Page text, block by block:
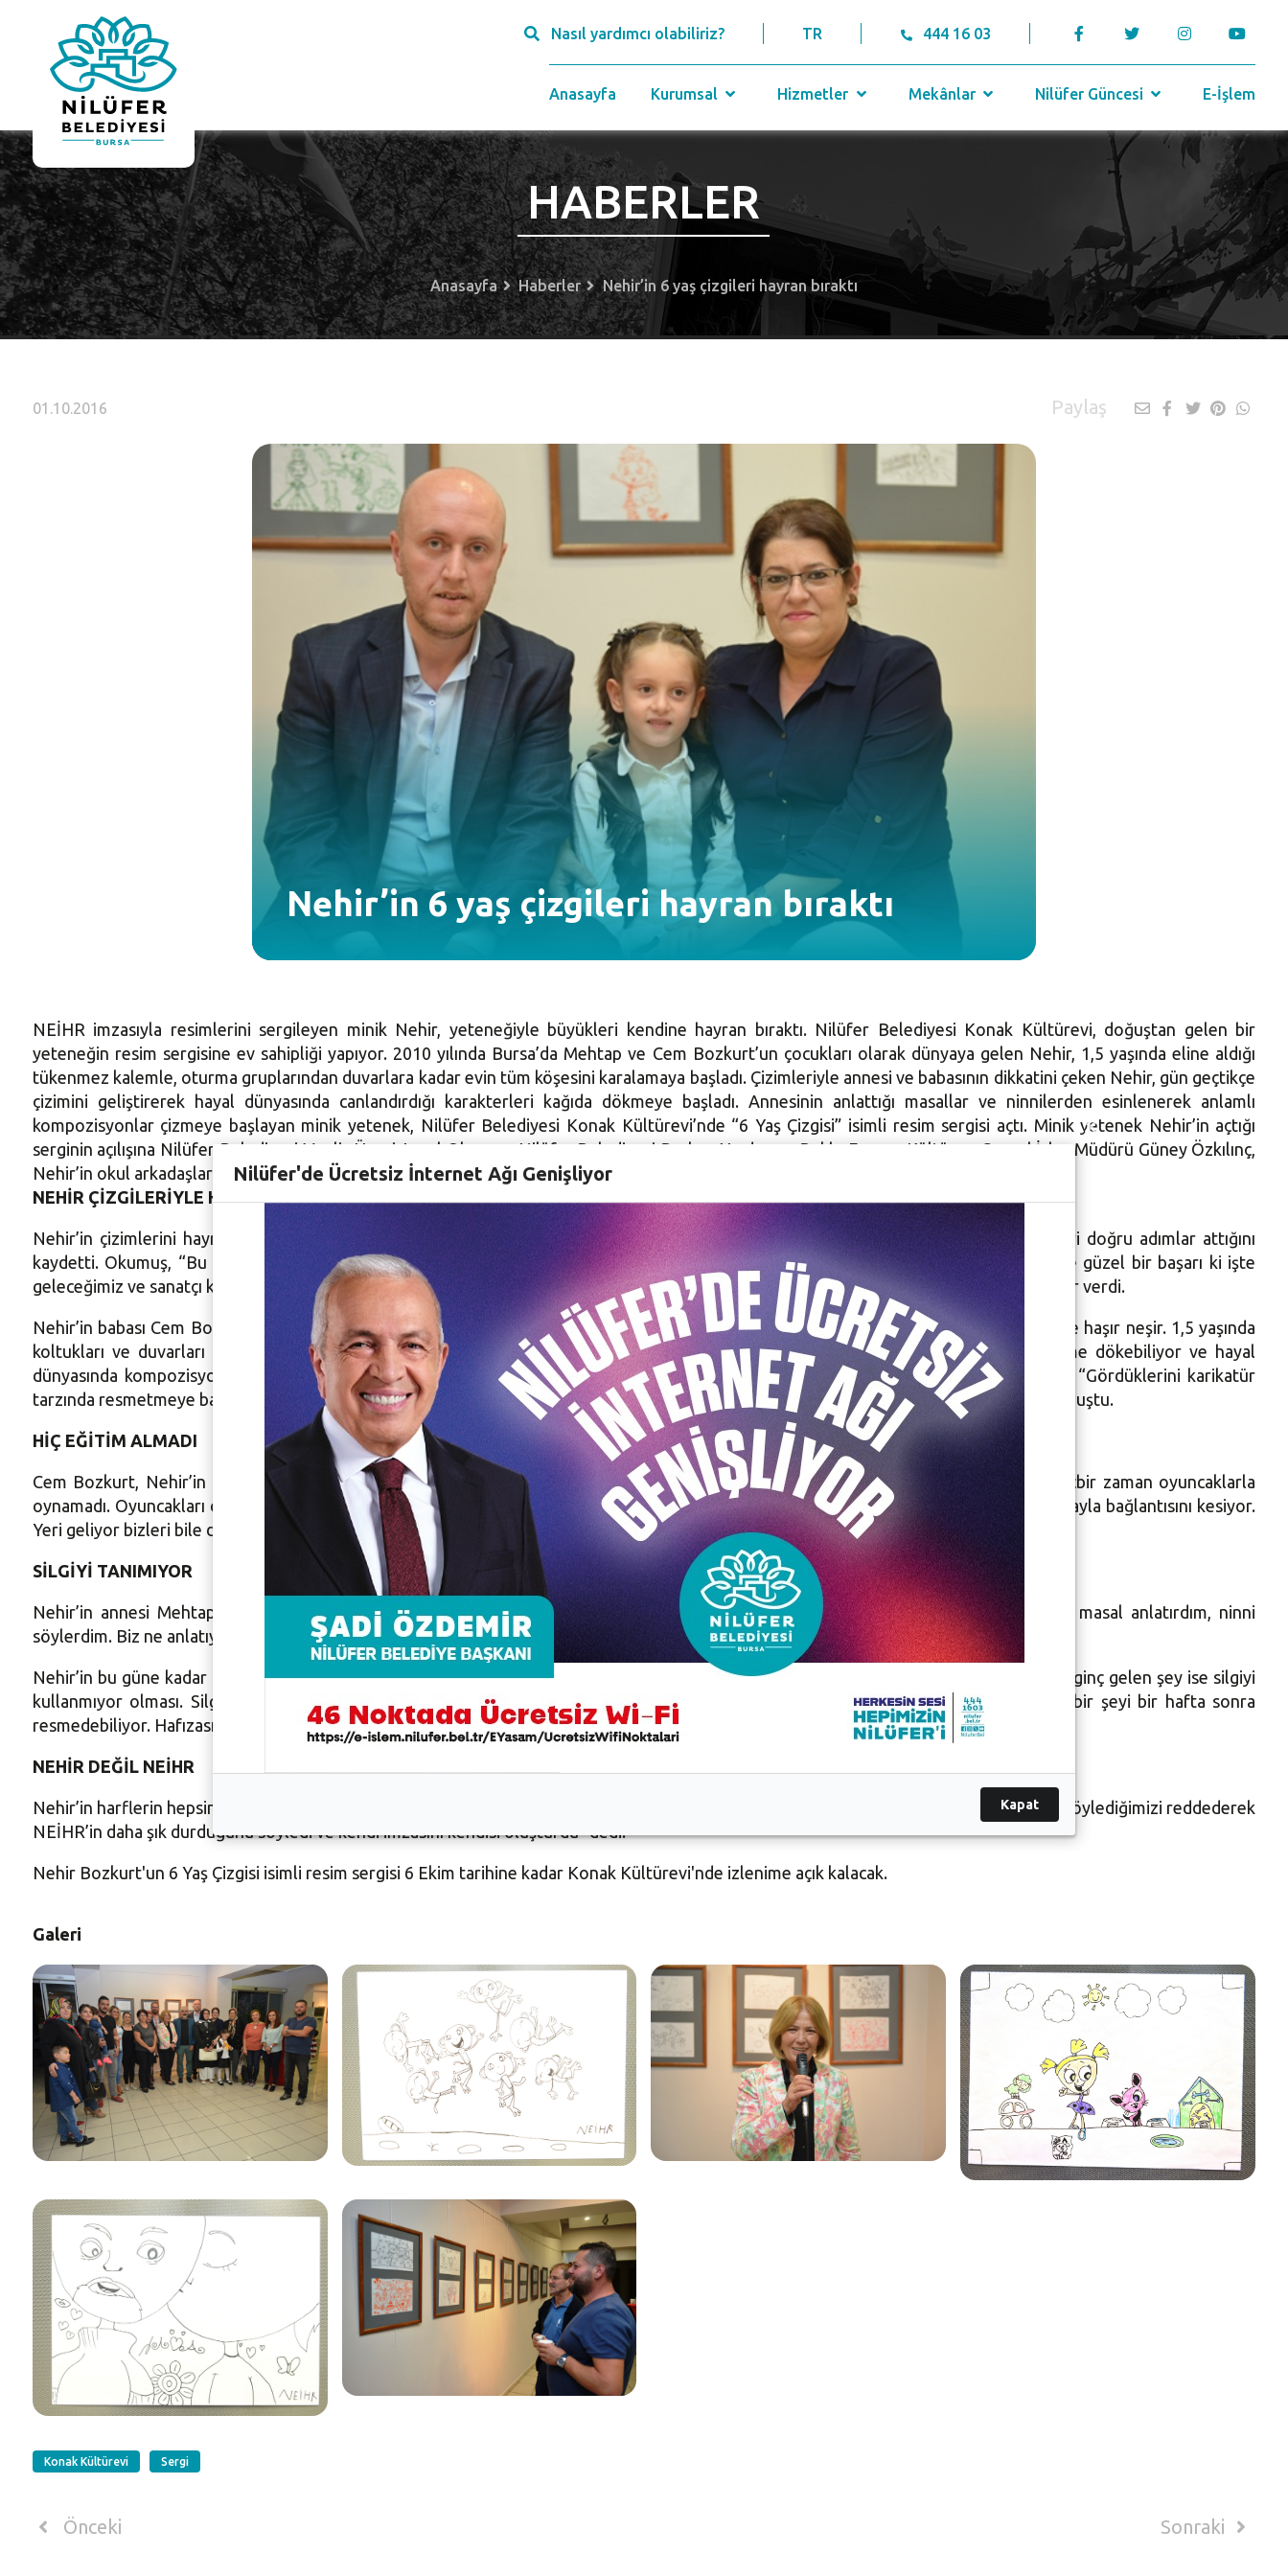
Nasıl yardımcı olabiliriz? TR 444 16 03
Anasayfa Kurumsal Hizmetler Mekânlar Nilüfer Güncesi E-İşlem
HABERLER
Anasayfa Haberler Nehir’in 6 yaş çizgileri hayran bıraktı
01.10.2016 Paylaş
Nehir’in 6 yaş çizgileri hayran bıraktı
NEİHR imzasıyla resimlerini sergileyen minik Nehir, yeteneğiyle büyükleri kendine hayran bıraktı. Nilüfer Belediyesi Konak Kültürevi, doğuştan gelen bir
yeteneğin resim sergisine ev sahipliği yapıyor. 2010 yılında Bursa’da Mehtap ve Cem Bozkurt’un çocukları olarak dünyaya gelen Nehir, 1,5 yaşında eline aldığı
tükenmez kalemle, oturma gruplarından duvarlara kadar evin tüm köşesini karalamaya başladı. Çizimleriyle annesi ve babasının dikkatini çeken Nehir, gün geçtikçe
çizimini geliştirerek hayal dünyasında canlandırdığı karakterleri kağıda dökmeye başladı. Annesinin anlattığı masallar ve ninnilerden esinlenerek anlamlı
kompozisyonlar çizmeye başlayan minik yetenek, Nilüfer Belediyesi Konak Kültürevi’nde “6 Yaş Çizgisi” isimli resim sergisi açtı. Minik yetenek Nehir’in açtığı
serginin açılışına Nilüfer Belediyesi Meclis Üyesi Aysel Okumuş, Nilüfer Belediyesi Başkan Yardımcısı Bukle Erman, Kültür ve Sosyal İşler Müdürü Güney Özkılınç,
Nehir’in okul arkadaşları ve çok sayıda davetli katıldı.
NEHİR ÇİZGİLERİYLE HAYRAN BIRAKTI
Nehir’in çizimlerini hayranlıkla izlediğini söyleyen Meclis Üyesi Aysel Okumuş, Nehir’in 1,5 yaşından itibaren başladığı çizimleriyle ileri doğru adımlar attığını
kaydetti. Okumuş, “Bu kadar güzel çizgilerle yapılan resimlere hayran olmamak mümkün değil. Öylesine güzel bir yetenek ki öylesine güzel bir başarı ki işte
geleceğimiz ve sanatçı kızımız. İşte bizleri temsil edecek yarınlarımızın güzel kızını kutluyorum ve tebrik ediyorum” diyerek çeşitli hediyeler verdi.
Nehir’in babası Cem Bozkurt da Nehir’in kalem ve kağıtla buluşmasının hikayesini anlattı. Cem Bozkurt, “Nehir 1,5 yaşından beri kalemle haşır neşir. 1,5 yaşında
koltukları ve duvarları çizmeye başladı. Biz bu duruma engel olamadık ve sonunda defter almak zorunda kaldık. Gördüğünü kaleme dökebiliyor ve hayal
dünyasında kompozisyon halinde resmedebiliyor” dedi. Önce küçük resimlerle Nehir’in çizim hayatına başladığını kaydeden Bozkurt, “Gördüklerini karikatür
tarzında resmetmeye başlayan Nehir, kendini gün geçtikçe geliştirdi. Benim ailemde de eşimin ailesinde de böyle bir yetenek yok” diye konuştu.
HİÇ EĞİTİM ALMADI
Cem Bozkurt, Nehir’in bu güne kadar hiç eğitim almadığını belirtti. Bozkurt “Çocuğumuz resim yaparak mutlu oluyor. Akranlarıyla hiçbir zaman oyuncaklarla
oynamadı. Oyuncakları oldu, yeri gelince çizgi filmler de izledi ama hepsini bir kenara bırakarak resim çiziyor ve resim çizerken dış dünyayla bağlantısını kesiyor.
Yeri geliyor bizleri bile dinlemiyor. Kahvaltıya çağırıyoruz, yemeğe bekliyoruz ama elindeki resmi bitirmeden gelmiyor” diye kaydetti.
SİLGİYİ TANIMIYOR
Nehir’in annesi Mehtap Bozkurt da anlattığı masalları Nehir’in resmetmesine ilk başlarda şaşırdığını söyledi. Mehtap Bozkurt, “Çok masal anlatırdım, ninni
söylerdim. Biz ne anlatıyorsak, Nehir onları resmetmeye başladı” dedi.
Nehir’in bu güne kadar hiç silgi kullanmadığını kaydeden Mehtap Bozkurt, Nehir’in nasıl resim çizdiğini aktardı. Anne Bozkurt, “Bize en ilginç gelen şey ise silgiyi
kullanmıyor olması. Silgiyi tanımıyor. Başladığı bir resmi tamamiyle bitirmeden hiç bir şeyle ilgilenmiyor ve bir hafta önce gördüğü bir şeyi bir hafta sonra
resmedebiliyor. Hafızası çok kuvvetli. Nehir'in kendini daha da geliştireceğine inanıyorum” şeklinde konuştu.
NEHİR DEĞİL NEİHR
Nehir’in harflerin hepsini bildiğini söyleyen annesi Mehtap Bozkurt, “Nehir’e resimlerine imza atması için ismini yazdık ama kendisi bizim söylediğimizi reddederek
NEİHR’in daha şık durduğunu söyledi ve kendi imzasını kendisi oluşturdu” dedi.
Nehir Bozkurt'un 6 Yaş Çizgisi isimli resim sergisi 6 Ekim tarihine kadar Konak Kültürevi'nde izlenime açık kalacak.
Galeri
Konak Kültürevi Sergi
Önceki Sonraki
Nilüfer'de Ücretsiz İnternet Ağı Genişliyor
Kapat